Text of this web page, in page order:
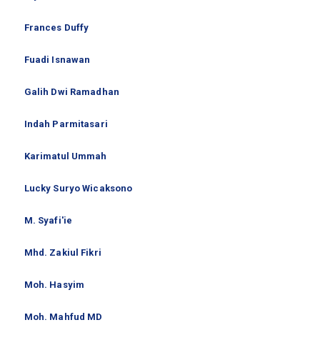
Frances Duffy
Fuadi Isnawan
Galih Dwi Ramadhan
Indah Parmitasari
Karimatul Ummah
Lucky Suryo Wicaksono
M. Syafi'ie
Mhd. Zakiul Fikri
Moh. Hasyim
Moh. Mahfud MD